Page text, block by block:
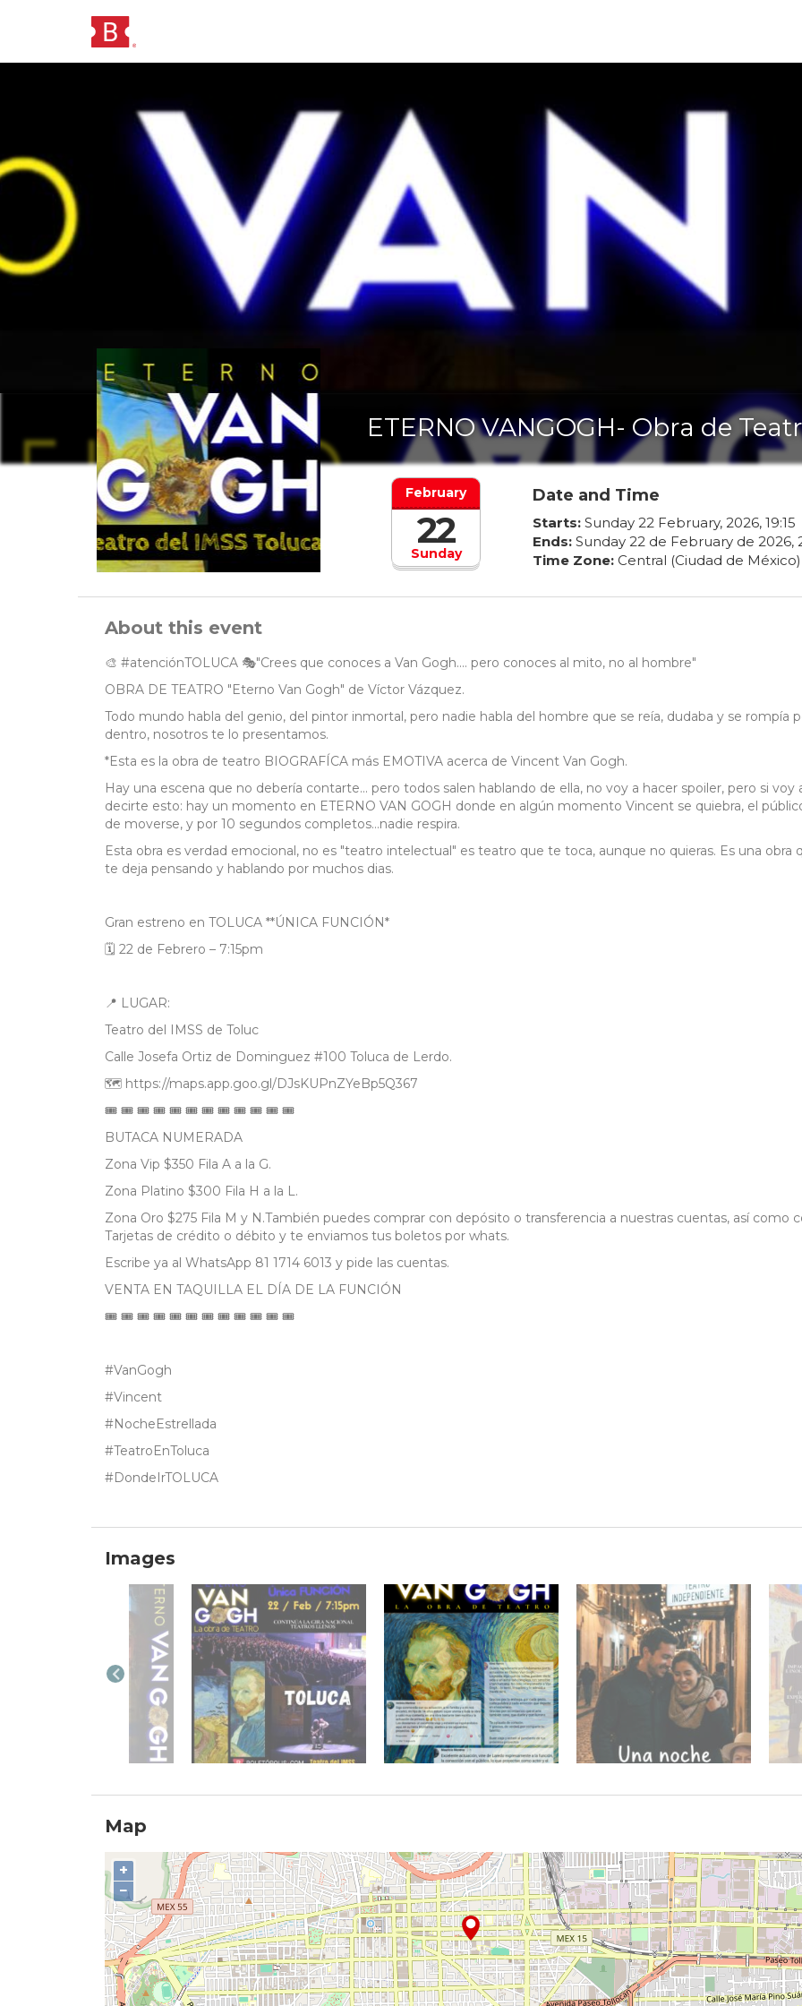
ETERNO VANGOGH- Obra de
Sunday
February
22
Date and Time
Starts: Sunday 22 February, 2026, 19:15
Ends: Sunday 22de Februaryde 2026,
Time Zone: Central (Ciudad de México)
About this event
🎨 #atenciónTOLUCA 🎭"Crees que conoces a Van Gogh.... pero conoces al mito, no al hombre"
OBRA DE TEATRO "Eterno Van Gogh" de Víctor Vázquez.
Todo mundo habla del genio, del pintor inmortal, pero nadie habla del hombre que se reía, dudaba y se rompía
dentro, nosotros te lo presentamos.
*Esta es la obra de teatro BIOGRAFÍCA más EMOTIVA acerca de Vincent Van Gogh.
Hay una escena que no debería contarte... pero todos salen hablando de ella, no voy a hacer spoiler, pero si voy
decirte esto: hay un momento en ETERNO VAN GOGH donde en algún momento Vincent se quiebra, el
de moverse, y por 10 segundos completos...nadie respira.
Esta obra es verdad emocional, no es "teatro intelectual" es teatro que te toca, aunque no quieras. Es una obra
te deja pensando y hablando por muchos dias.
Gran estreno en TOLUCA **ÚNICA FUNCIÓN*
🗓 22 de Febrero – 7:15pm
📍 LUGAR:
Teatro del IMSS de Toluc
Calle Josefa Ortiz de Dominguez #100 Toluca de Lerdo.
🗺️ https://maps.app.goo.gl/DJsKUPnZYeBp5Q367
🎟 🎟 🎟 🎟 🎟 🎟 🎟 🎟 🎟 🎟 🎟 🎟
BUTACA NUMERADA
Zona Vip $350 Fila A a la G.
Zona Platino $300 Fila H a la L.
Zona Oro $275 Fila M y N.También puedes comprar con depósito o transferencia a nuestras cuentas, así como
Tarjetas de crédito o débito y te enviamos tus boletos por whats.
Escribe ya al WhatsApp 81 1714 6013 y pide las cuentas.
VENTA EN TAQUILLA EL DÍA DE LA FUNCIÓN
🎟 🎟 🎟 🎟 🎟 🎟 🎟 🎟 🎟 🎟 🎟 🎟
#VanGogh
#Vincent
#NocheEstrellada
#TeatroEnToluca
#DondeIrTOLUCA
Images
Map
+
−